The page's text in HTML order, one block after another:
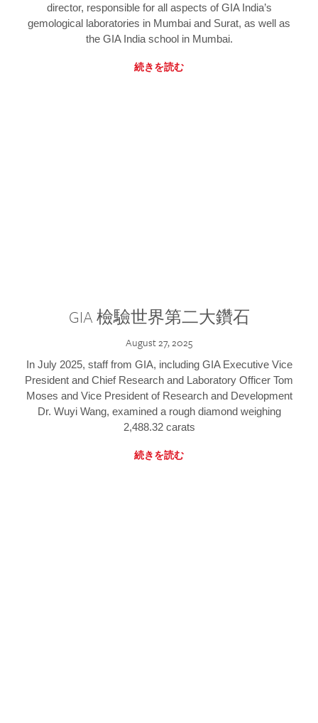
director, responsible for all aspects of GIA India’s
gemological laboratories in Mumbai and Surat, as well as
the GIA India school in Mumbai.
続きを読む
GIA 檢驗世界第二大鑽石
August 27, 2025
In July 2025, staff from GIA, including GIA Executive Vice
President and Chief Research and Laboratory Officer Tom
Moses and Vice President of Research and Development
Dr. Wuyi Wang, examined a rough diamond weighing
2,488.32 carats
続きを読む